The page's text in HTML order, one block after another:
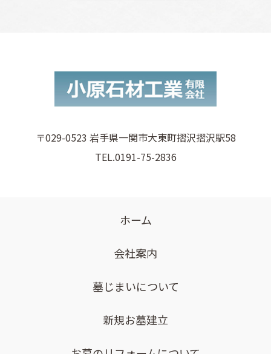
〒029-0523 岩手県一関市大東町摺沢摺沢駅58
TEL.0191-75-2836
ホーム
会社案内
墓じまいについて
新規お墓建立